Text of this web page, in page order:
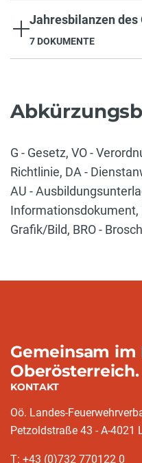
Jahresbilanzen des
7 DOKUMENTE
G - Gesetz, VO -
Richtlinie, DA -
AU -
Informationsdokument,
Grafik/Bild, BRO -
Gemeinsam im
Oberösterreich.
KONTAKT
Oö. Landes-
Petzoldstraße 43 - A-4021
T: +43 (0)732 770122 0